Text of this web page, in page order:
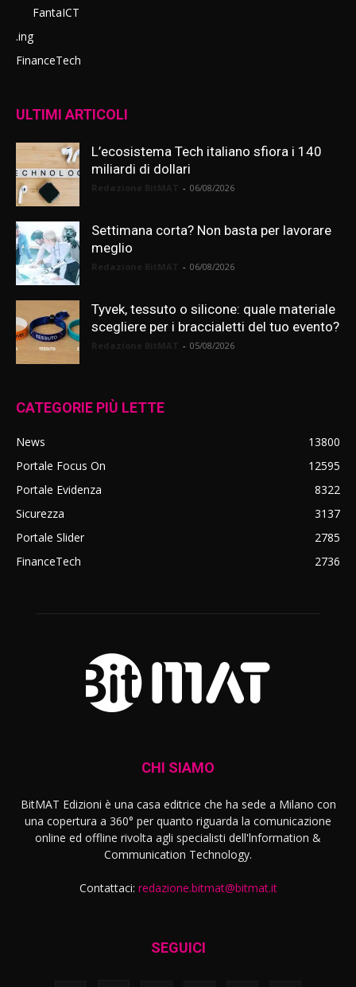
FantaICT
.ing
FinanceTech
ULTIMI ARTICOLI
L’ecosistema Tech italiano sfiora i 140
miliardi di dollari
- 06/08/2026
Settimana corta? Non basta per lavorare
meglio
- 06/08/2026
Tyvek, tessuto o silicone: quale materiale
scegliere per i braccialetti del tuo evento?
- 05/08/2026
CATEGORIE PIÙ LETTE
News
13800
Portale Focus On
12595
Portale Evidenza
8322
Sicurezza
3137
Portale Slider
2785
FinanceTech
2736
CHI SIAMO
BitMAT Edizioni è una casa editrice che ha sede a Milano con
una copertura a 360° per quanto riguarda la comunicazione
online ed offline rivolta agli specialisti dell'lnformation &
Communication Technology.
Contattaci: redazione.bitmat@bitmat.it
SEGUICI